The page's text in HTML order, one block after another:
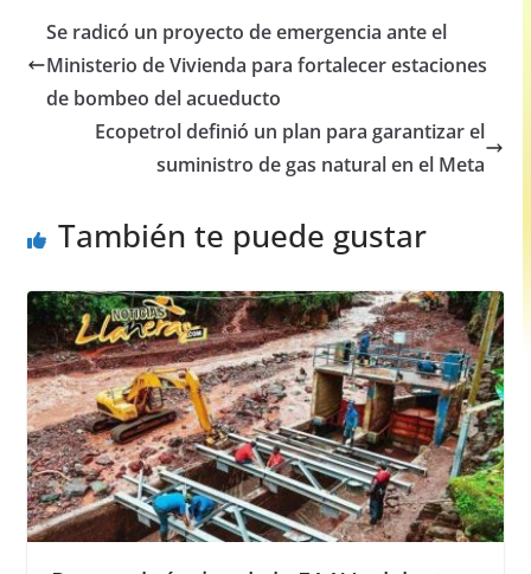
e
b
o
o
s
A
p
p
e
n
g
er
e
Se radicó un proyecto de emergencia ante el
Ministerio de Vivienda para fortalecer estaciones
de bombeo del acueducto
Ecopetrol definió un plan para garantizar el
suministro de gas natural en el Meta
También te puede gustar